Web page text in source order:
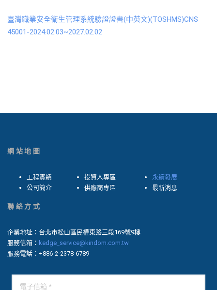
臺灣職業安全衛生管理系統驗證證書(中英文)(TOSHMS)CNS
45001-2024.02.03~2027.02.02
網站地圖
工程實績
公司簡介
投資人專區
供應商專區
永續發展
最新消息
聯絡方式
企業地址：台北市松山區民權東路三段169號9樓
服務信箱： kedge_service@kindom.com.tw
服務電話：+886-2-2378-6789